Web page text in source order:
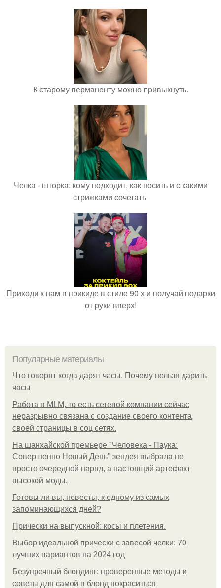
К старому перманенту можно привыкнуть.
Челка - шторка: кому подходит, как носить и с какими
стрижками сочетать.
Приходи к нам в прикиде в стиле 90 х и получай подарки
от руки вверх!
Популярные материалы
Что говорят когда дарят часы. Почему нельзя дарить
часы
Работа в MLM, то есть сетевой компании сейчас
неразрывно связана с создание своего контента,
своей страницы в соц сетях.
На шанхайской премьере "Человека - Паука:
Совершенно Новый День" зендея выбрала не
просто очередной наряд, а настоящий артефакт
высокой моды.
Готовы ли вы, невесты, к одному из самых
запоминающихся дней?
Прически на выпускной: косы и плетения.
Выбор идеальной прически с завесой челки: 70
лучших вариантов на 2024 год
Безупречный блондинг: проверенные методы и
советы для самой в блонд покраситься